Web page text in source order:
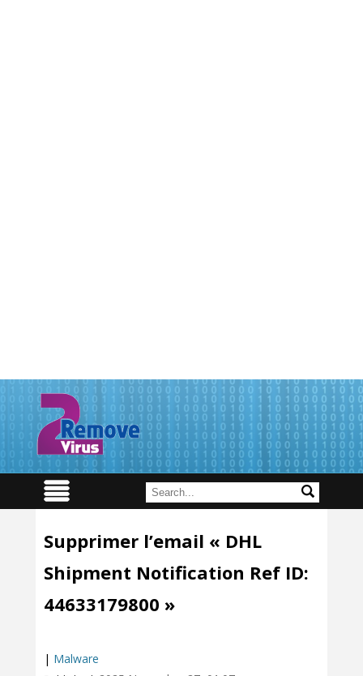
Supprimer l’email « DHL
Shipment Notification Ref ID:
44633179800 »
| Malware